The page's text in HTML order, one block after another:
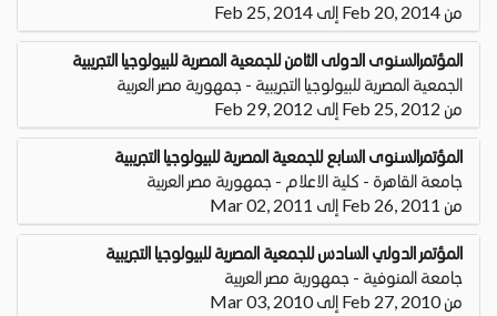
من Feb 20, 2014 إلى Feb 25, 2014
المؤتمرالسنوى الدولى الثامن للجمعية المصرية للبيولوجيا التجريبية
الجمعية المصرية للبيولوجيا التجريبية - جمهورية مصر العربية
من Feb 25, 2012 إلى Feb 29, 2012
المؤتمرالسنوى السابع للجمعية المصرية للبيولوجيا التجريبية
جامعة القاهرة - كلية الاعلام - جمهورية مصر العربية
من Feb 26, 2011 إلى Mar 02, 2011
المؤتمر الدولي السادس للجمعية المصرية للبيولوجيا التجريبية
جامعة المنوفية - جمهورية مصر العربية
من Feb 27, 2010 إلى Mar 03, 2010